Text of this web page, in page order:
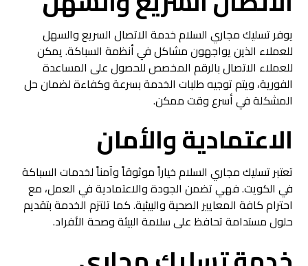
يوفر تسليك مجاري السلام خدمة الاتصال السريع والسهل
للعملاء الذين يواجهون مشاكل في أنظمة السباكة. يمكن
للعملاء الاتصال بالرقم المخصص للحصول على المساعدة
الفورية، ويتم توجيه طلبات الخدمة بسرعة وكفاءة لضمان حل
المشكلة في أسرع وقت ممكن.
الاعتمادية والأمان
تعتبر تسليك مجاري السلام خياراً موثوقاً وآمناً لخدمات السباكة
في الكويت. فهي تضمن الجودة والاعتمادية في العمل، مع
احترام كافة المعايير الصحية والبيئية. كما تلتزم الخدمة بتقديم
حلول مستدامة تحافظ على سلامة البيئة وصحة الأفراد.